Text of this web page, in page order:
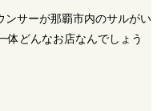
サーが那覇市内のサルがい
体どんなお店なんでしょう